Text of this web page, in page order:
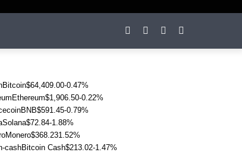
Bitcoin$64,409.00-0.47%
Ethereum$1,906.50-0.22%
BNB$591.45-0.79%
Solana$72.84-1.88%
Monero$368.231.52%
Bitcoin Cash$213.02-1.47%